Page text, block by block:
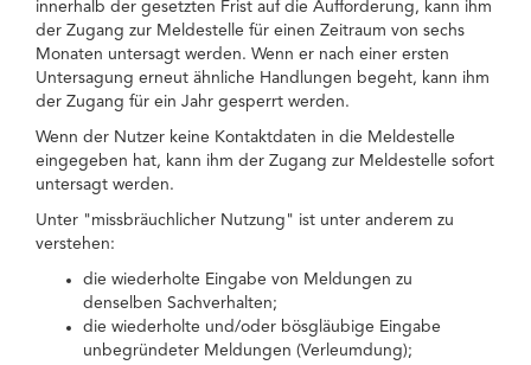
innerhalb der gesetzten Frist auf die Aufforderung, kann ihm
der Zugang zur Meldestelle für einen Zeitraum von sechs
Monaten untersagt werden. Wenn er nach einer ersten
Untersagung erneut ähnliche Handlungen begeht, kann ihm
der Zugang für ein Jahr gesperrt werden.
Wenn der Nutzer keine Kontaktdaten in die Meldestelle
eingegeben hat, kann ihm der Zugang zur Meldestelle sofort
untersagt werden.
Unter "missbräuchlicher Nutzung" ist unter anderem zu
verstehen:
die wiederholte Eingabe von Meldungen zu
denselben Sachverhalten;
die wiederholte und/oder bösgläubige Eingabe
unbegründeter Meldungen (Verleumdung);